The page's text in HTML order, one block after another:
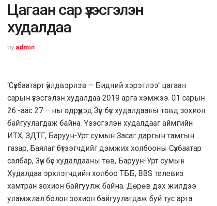
Цагаан сар үзэсгэлэн
худалдаа
by admin
‘Сүхбаатарт үйлдвэрлэв – Бидний хэрэглээ’ цагаан
сарын үзэсгэлэн худалдаа 2019 арга хэмжээ. 01 сарын
26 -аас 27 – ны өдрүүдэд Зүүн бүс худалдааны төвд зохион
байгуулагдаж байна. Үзэсгэлэн худалдааг аймгийн
ИТХ, ЗДТГ, Баруун-Урт сумын Засаг даргын тамгын
газар, Баялаг бүтээгчдийг дэмжих холбооны Сүхбаатар
салбар, Зүүн бүс худалдааны төв, Баруун-Урт сумын
Худалдаа эрхлэгчдийн холбоо ТББ, BBS телевиз
хамтран зохион байгуулж байна. Дөрөв дэх жилдээ
уламжлал болон зохион байгуулагдаж буй тус арга